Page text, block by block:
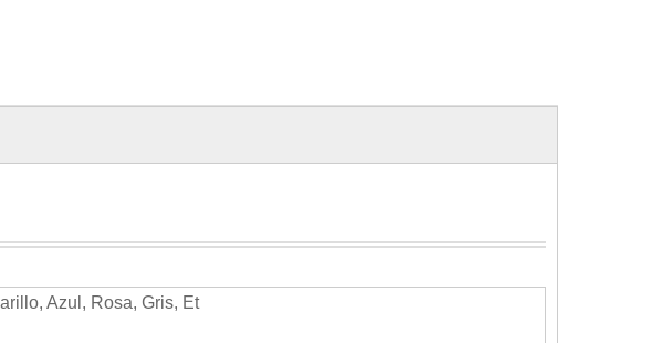
Azul, Rosa, Gris, Et